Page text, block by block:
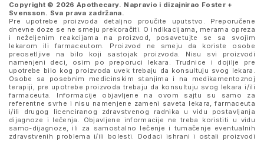
Copyright © 2026 Apothecary. Napravio i dizajnirao Foster +
Svensson. Sva prava zadržana.
Pre upotrebe proizvoda detaljno proučite uputstvo. Preporučene
dnevne doze se ne smeju prekoračiti. O indikacijama, merama opreza
i neželjenim reakcijama na proizvod, posavetujte se sa svojim
lekarom ili farmaceutom. Proizvod ne smeju da koriste osobe
preosetljive na bilo koji sastojak proizvoda. Nisu svi proizvodi
namenjeni deci, osim po preporuci lekara. Trudnice i dojilje pre
upotrebe bilo kog proizvoda uvek trebaju da konsultuju svog lekara.
Osobe sa posebnim medicinskim stanjima i na medikamentoznoj
terapiji, pre upotrebe proizvoda trebaju da konsultuju svog lekara i/ili
farmaceuta. Informacije objavljene na ovom sajtu su samo za
referentne svrhe i nisu namenjene zameni saveta lekara, farmaceuta
i/ili drugog licenciranog zdravstvenog radnika u vidu postavljanja
dijagnoze i lečenja. Objavljene informacije ne treba koristiti u vidu
samo-dijagnoze, ili za samostalno lečenje i tumačenje eventualnih
zdravstvenih problema i/ili bolesti. Dodaci ishrani i ostali proizvodi